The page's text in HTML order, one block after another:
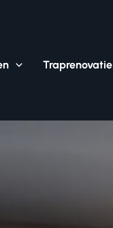
Traprenovatie